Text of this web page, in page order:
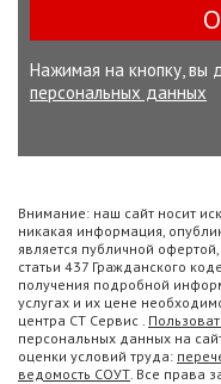
Нажимая на кнопку, вы
персональных данных
Внимание: наш сайт носит
никакая информация,
является публичной
статьи 437 Гражданского
получения подробной
услугах и их цене
центра СТ Сервис .
персональных данных на
оценки условий труда:
ведомость СОУТ . Все права